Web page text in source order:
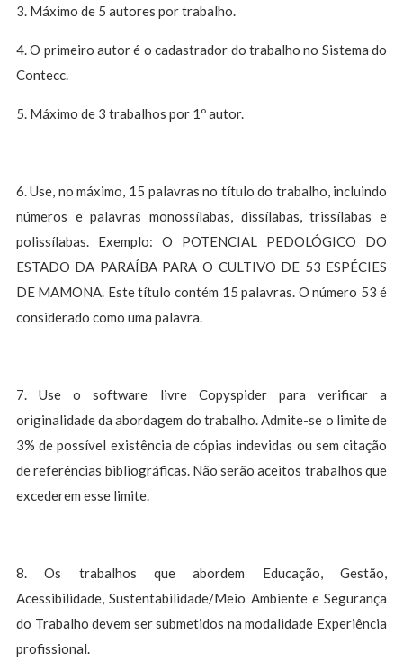
3. Máximo de 5 autores por trabalho.
4. O primeiro autor é o cadastrador do trabalho no Sistema do
Contecc.
5. Máximo de 3 trabalhos por 1º autor.
6. Use, no máximo, 15 palavras no título do trabalho, incluindo
números e palavras monossílabas, dissílabas, trissílabas e
polissílabas. Exemplo: O POTENCIAL PEDOLÓGICO DO
ESTADO DA PARAÍBA PARA O CULTIVO DE 53 ESPÉCIES
DE MAMONA. Este título contém 15 palavras. O número 53 é
considerado como uma palavra.
7. Use o software livre Copyspider para verificar a
originalidade da abordagem do trabalho. Admite-se o limite de
3% de possível existência de cópias indevidas ou sem citação
de referências bibliográficas. Não serão aceitos trabalhos que
excederem esse limite.
8. Os trabalhos que abordem Educação, Gestão,
Acessibilidade, Sustentabilidade/Meio Ambiente e Segurança
do Trabalho devem ser submetidos na modalidade Experiência
profissional.